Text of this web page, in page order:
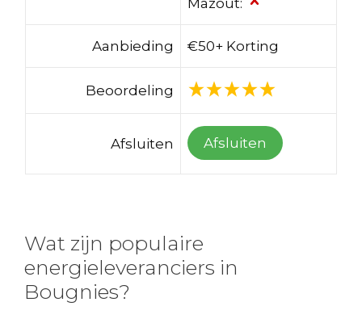
Aanbieding €50+ Korting
Beoordeling
Afsluiten Afsluiten
Wat zijn populaire
energieleveranciers in
Bougnies?